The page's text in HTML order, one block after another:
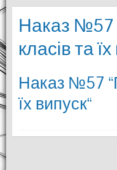
Наказ №57
класів та
Наказ №57
їх випуск“